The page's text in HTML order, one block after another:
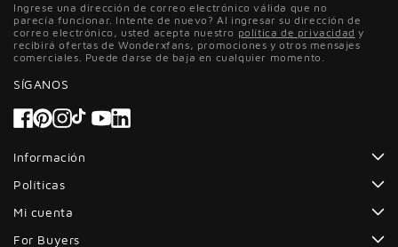
Información
Políticas
Mi cuenta
For Buyers
Ingrese una dirección de correo electrónico válida que no
parecía funcionar. Intente de nuevo? Al ingresar su dirección de
correo electrónico, usted acepta nuestro política de privacidad y
recibirá ofertas de Wonderxfans, promociones y otros mensajes
comerciales. Puede darse de baja en cualquier momento.
SÍGANOS
Facebook
Pinterest
Instagram
TiktokYouTube